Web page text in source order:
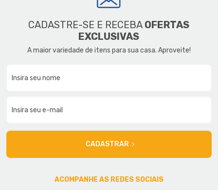
CADASTRE-SE E RECEBA OFERTAS
EXCLUSIVAS
A maior variedade de itens para sua casa. Aproveite!
CADASTRAR
ACOMPANHE AS REDES SOCIAIS